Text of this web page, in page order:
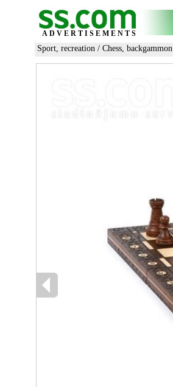
ADVERTISEMENTS
Sport, recreation / Chess, backgammon